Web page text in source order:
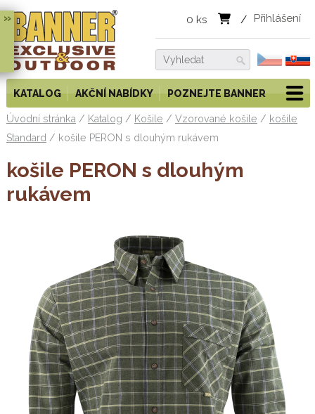
» Přihlášení
0 ks /
KATALOG AKČNÍ NABÍDKY POZNEJTE BANNER
Úvodní stránka / Katalog / Košile / Vzorované košile / košile
Standard / košile PERON s dlouhým rukávem
košile PERON s dlouhým
rukávem